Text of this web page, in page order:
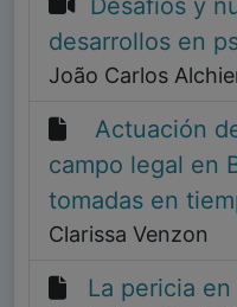
desarrollos en
João Carlos
Actuación
campo legal en
tomadas en
Clarissa Venzon
La pericia